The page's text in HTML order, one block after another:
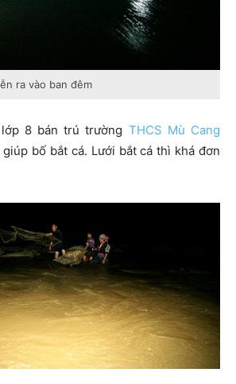
ra vào ban đêm
8 bán trú trường THCS Mù Cang
bố bắt cá. Lưới bắt cá thì khá đơn